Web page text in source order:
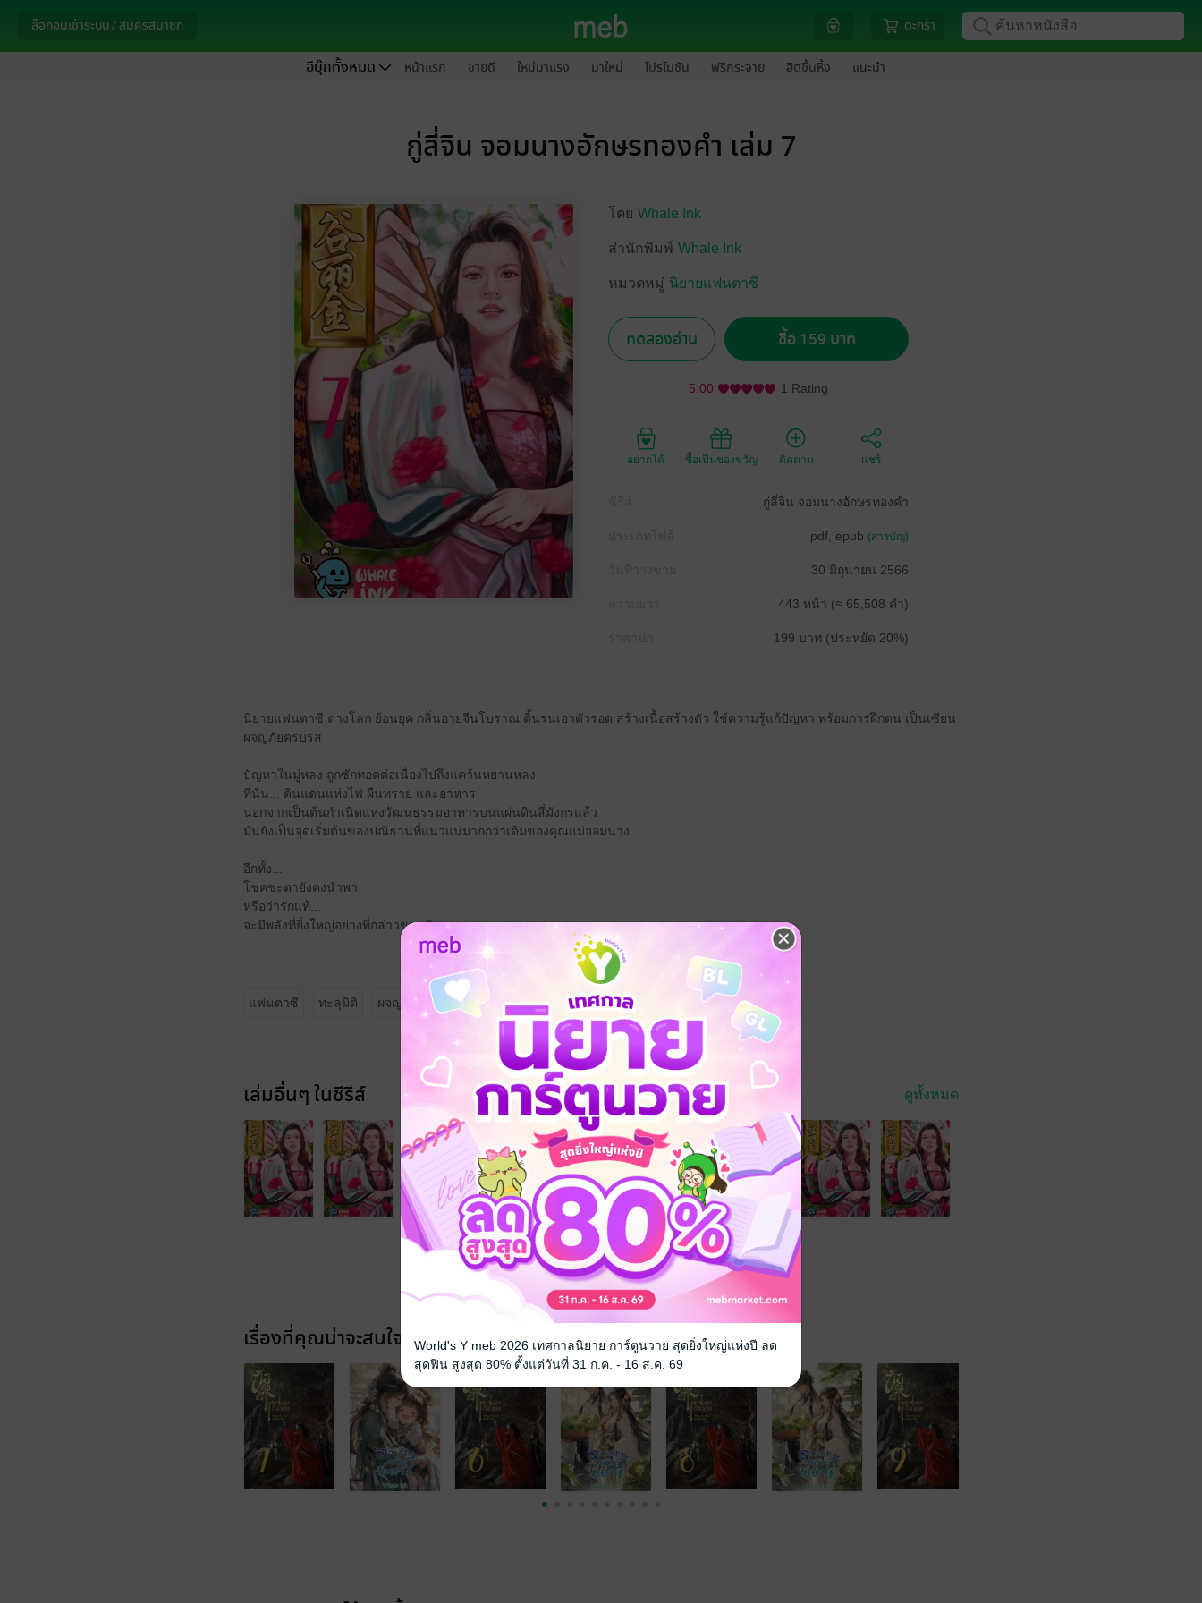
ล็อกอินเข้าระบบ / สมัครสมาชิก ตะกร้า
อีบุ๊กทั้งหมด หน้าแรก ขายดี ใหม่มาแรง มาใหม่ โปรโมชัน ฟรีกระจาย ฮิตขึ้นหิ้ง แนะนำ
กู่ลี่จิน จอมนางอักษรทองคำ เล่ม 7
โดย Whale Ink
สำนักพิมพ์ Whale Ink
หมวดหมู่ นิยายแฟนตาซี
ทดลองอ่าน ซื้อ 159 บาท
5.00 1 Rating
อยากได้ ซื้อเป็นของขวัญ ติดตาม แชร์
กู่ลี่จิน จอมนางอักษรทองคำ
pdf, epub (สารบัญ)
30 มิถุนายน 2566
443 หน้า (≈ 65,508 คำ)
199 บาท (ประหยัด 20%)
นิยายแฟนตาซี ต่างโลก ย้อนยุค กลิ่นอายจีนโบราณ ดิ้นรนเอาตัวรอด สร้างเนื้อสร้างตัว ใช้ความรู้แก้ปัญหา พร้อมการฝึกตน เป็นเซียน
ผจญภัยครบรส
ปัญหาในมู่หลง ถูกซักทอดต่อเนื่องไปถึงแคว้นหยานหลง
ที่นั่น... ดินแดนแห่งไฟ ผืนทราย และอาหาร
นอกจากเป็นต้นกำเนิดแห่งวัฒนธรรมอาหารบนแผ่นดินสี่มังกรแล้ว
มันยังเป็นจุดเริ่มต้นของปณิธานที่แน่วแน่มากกว่าเดิมของคุณแม่จอมนาง
อีกทั้ง...
โชคชะตายังคงนำพา
หรือว่ารักแท้...
จะมีพลังที่ยิ่งใหญ่อย่างที่กล่าวขานกันหนอ
แฟนตาซี ทะลุมิติ ผจญภัย ต่างโลก ย้อนยุค/พีเรียด
เล่มอื่นๆ ในซีรีส์ ดูทั้งหมด
เรื่องที่คุณน่าจะสนใจ
World's Y meb 2026 เทศกาลนิยาย การ์ตูนวาย สุดยิ่งใหญ่แห่งปี ลด
สุดฟิน สูงสุด 80% ตั้งแต่วันที่ 31 ก.ค. - 16 ส.ค. 69